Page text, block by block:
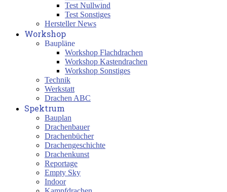
Test Nullwind
Test Sonstiges
Hersteller News
Workshop
Baupläne
Workshop Flachdrachen
Workshop Kastendrachen
Workshop Sonstiges
Technik
Werkstatt
Drachen ABC
Spektrum
Bauplan
Drachenbauer
Drachenbücher
Drachengeschichte
Drachenkunst
Reportage
Empty Sky
Indoor